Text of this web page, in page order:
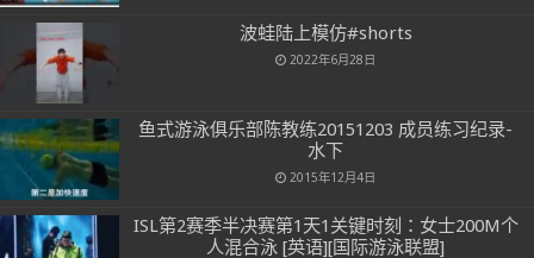
波蛙陆上模仿#shorts
2022年6月28日
鱼式游泳俱乐部陈教练20151203 成员练习纪录-
水下
2015年12月4日
ISL第2赛季半决赛第1天1关键时刻：女士200M个
人混合泳 [英语][国际游泳联盟]